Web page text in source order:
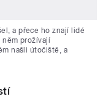
a přece ho znají lidé
prožívají
našli útočiště, a